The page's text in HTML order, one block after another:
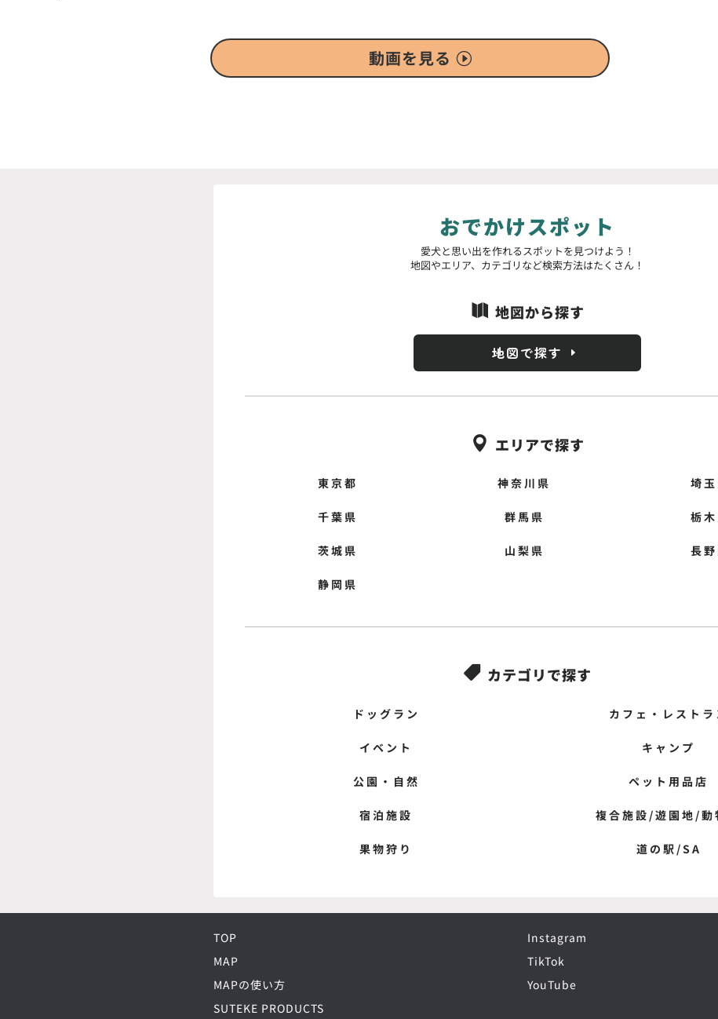
動画を見る
おでかけスポット
愛犬と思い出を作れるスポットを見つけよう！
地図やエリア、カテゴリなど検索方法はたくさん！
地図から探す
地図で探す
 エリアで探す
東京都 神奈川県 埼
千葉県 群馬県 栃
茨城県 山梨県 長
静岡県
 カテゴリで探す
ドッグラン カフェ・レストラ
イベント キャンプ
公園・自然 ペット用品店
宿泊施設 複合施設/遊園地/動
果物狩り 道の駅/SA
TOP
Instagram
MAP
TikTok
MAPの使い方
YouTube
SUTEKE PRODUCTS